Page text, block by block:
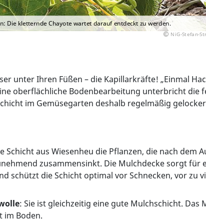
Die kletternde Chayote wartet darauf entdeckt zu werden.
NiG-Stefan-
unter Ihren Füßen – die Kapillarkräfte! „Einmal
oberflächliche Bodenbearbeitung unterbricht die
im Gemüsegarten deshalb regelmäßig
aus Wiesenheu die Pflanzen, die nach dem
zusammensinkt. Die Mulchdecke sorgt
schützt die Schicht optimal vor Schnecken, vor zu
: Sie ist gleichzeitig eine gute Mulchschicht.
im Boden.